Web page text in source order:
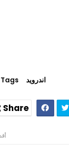
Tags اندرويد